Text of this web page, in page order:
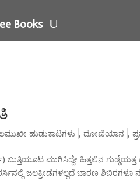
Books
ಹುಡುಕಾಟಗಳು ,ದೋಣಿಯಾನ ,
ಮುಗಿಸಿದ್ದೇ ಹಿತ್ತಲಿನ
ಜಲಕ್ರೀಡೆಗಳಲ್ಲದೆ ಚಾರಣ